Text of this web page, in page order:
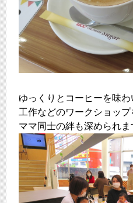
ゆっくりとコーヒーを味わ
工作などのワークショップ
ママ同士の絆も深められま